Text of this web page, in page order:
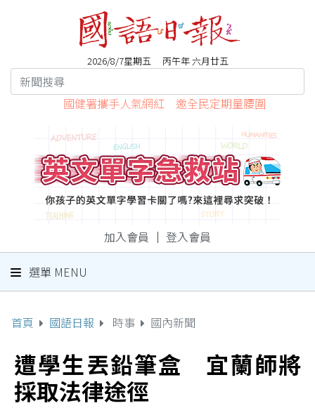
2026/8/7星期五 丙午年 六月廿五
國健署攜手人氣網紅 邀全民定期量腰圍
加入會員 ｜ 登入會員
選單 MENU
首頁 國語日報 時事 國內新聞
遭學生丟鉛筆盒 宜蘭師將
採取法律途徑